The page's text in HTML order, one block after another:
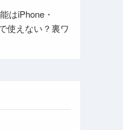
はiPhone・
使えない？裏ワ